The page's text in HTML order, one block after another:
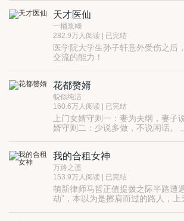
天才医仙
一桶浆糊
282.9万人阅读 | 已完结
医学院大学生孙子轩意外受伤之后
交流的能力！
孙子轩无奈的说：“我只是一心想要
【同名漫画在网易漫画火热连载中
https://manhua.163.com/source/
花都赘婿
貌似纯洁
160.6万人阅读 | 已完结
上门女婿守则一：妻为夫纲，妻子
婿守则二：少说多做，不说闲话。
成了上门女婿。 面对这个社会评价
炼表示：有这么漂亮的老婆，还想
****************** 新书【我的夜店女
链接直达，或者点作者名也能找到
我的合租女神
万路之遥
153.9万人阅读 | 已完结
萌新律师马哲正值提拨之际半路遭
劫”，本以为是擦肩而过的路人，上